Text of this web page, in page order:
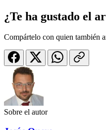
¿Te ha gustado el
Compártelo con quien también
Sobre el autor